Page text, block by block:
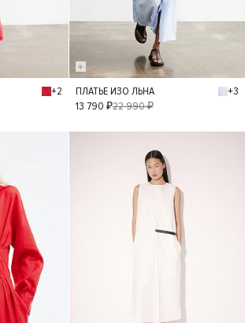
+2
XS S
ПЛАТЬЕ ИЗО ЛЬНА
+3
13 790 ₽22 990 ₽